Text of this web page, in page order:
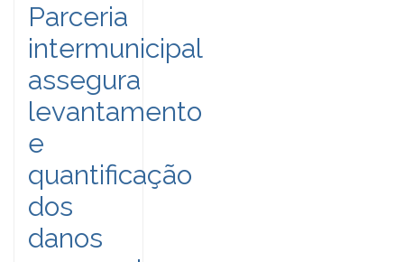
Parceria
intermunicipal
assegura
levantamento
e
quantificação
dos
danos